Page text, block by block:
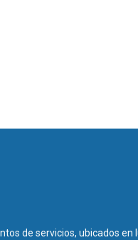
de servicios, ubicados en